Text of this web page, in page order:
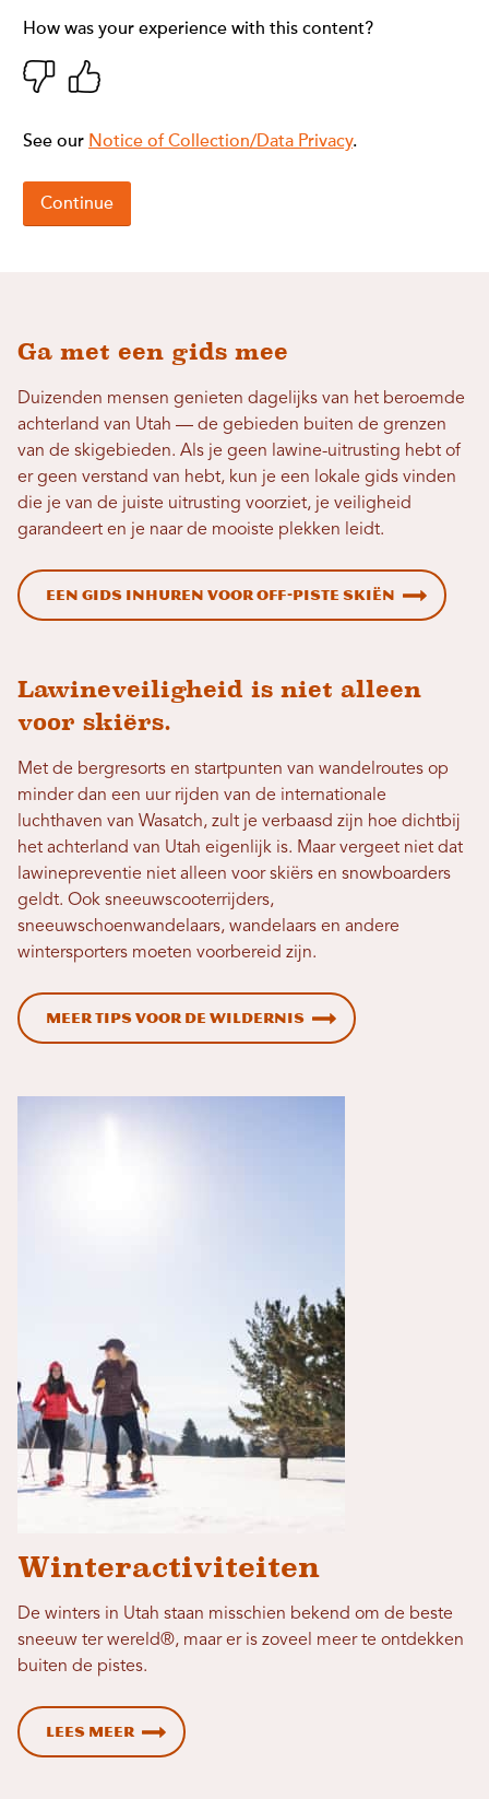
Ga met een gids mee
Duizenden mensen genieten dagelijks van het beroemde
achterland van Utah — de gebieden buiten de grenzen
van de skigebieden. Als je geen lawine-uitrusting hebt of
er geen verstand van hebt, kun je een lokale gids vinden
die je van de juiste uitrusting voorziet, je veiligheid
garandeert en je naar de mooiste plekken leidt.
Een gids inhuren voor off-piste skiën
Lawineveiligheid is niet alleen
voor skiërs.
Met de bergresorts en startpunten van wandelroutes op
minder dan een uur rijden van de internationale
luchthaven van Wasatch, zult je verbaasd zijn hoe dichtbij
het achterland van Utah eigenlijk is. Maar vergeet niet dat
lawinepreventie niet alleen voor skiërs en snowboarders
geldt. Ook sneeuwscooterrijders,
sneeuwschoenwandelaars, wandelaars en andere
wintersporters moeten voorbereid zijn.
Meer tips voor de wildernis
Winteractiviteiten
De winters in Utah staan ​​misschien bekend om de beste
sneeuw ter wereld®, maar er is zoveel meer te ontdekken
buiten de pistes.
Lees meer